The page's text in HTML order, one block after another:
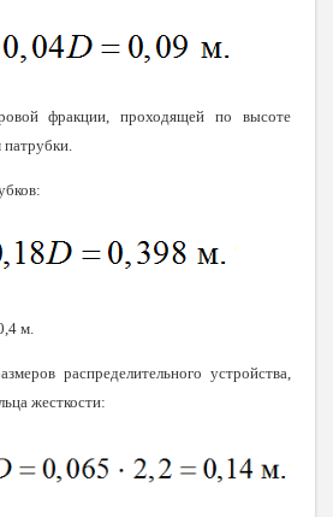
фракции, проходящей по высоте
м.
распределительного устройства,
жесткости: